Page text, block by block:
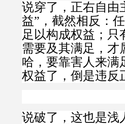
说穿了，正右自由
益”，截然相反：
足以构成权益；只
需要及其满足，才
哈，要靠害人来满
权益了，倒是违反
说破了，这也是浅